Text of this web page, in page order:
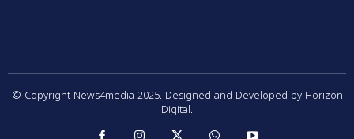
© Copyright News4media 2025. Designed and Developed by Horizon
Digital.